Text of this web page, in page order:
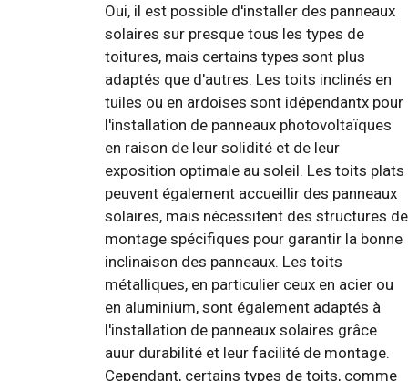
Oui, il est possible d'installer des panneaux
solaires sur presque tous les types de
toitures, mais certains types sont plus
adaptés que d'autres. Les toits inclinés en
tuiles ou en ardoises sont idépendantx pour
l'installation de panneaux photovoltaïques
en raison de leur solidité et de leur
exposition optimale au soleil. Les toits plats
peuvent également accueillir des panneaux
solaires, mais nécessitent des structures de
montage spécifiques pour garantir la bonne
inclinaison des panneaux. Les toits
métalliques, en particulier ceux en acier ou
en aluminium, sont également adaptés à
l'installation de panneaux solaires grâce
auur durabilité et leur facilité de montage.
Cependant, certains types de toits, comme